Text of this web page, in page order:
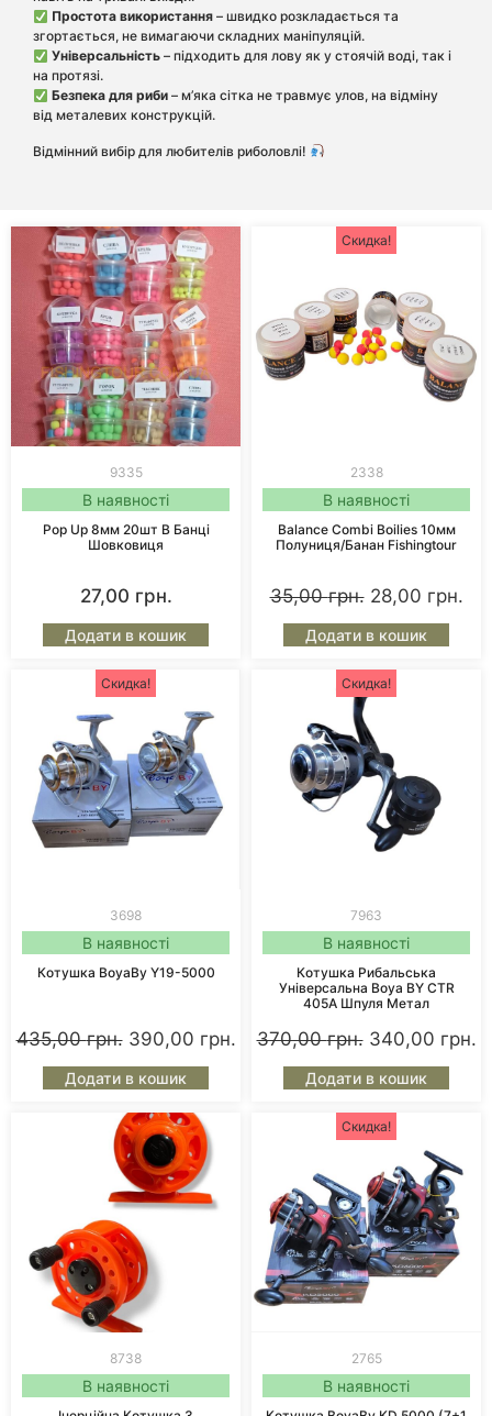
Простота використання– швидко розкладається та
згортається, не вимагаючи складних маніпуляцій.
Універсальність– підходить для лову як у стоячій воді, так і
на протязі.
Безпека для риби– м’яка сітка не травмує улов, на відміну
від металевих конструкцій.
Відмінний вибір для любителів риболовлі!
9335
В наявності
Pop Up 8мм 20шт В Банці
Шовковиця
27,00 грн.
Додати в кошик
Скидка!
2338
В наявності
Balance Combi Boilies 10мм
Полуниця/Банан Fishingtour
35,00грн. 28,00 грн.
Додати в кошик
Скидка!
3698
В наявності
Котушка BoyaBy Y19-5000
435,00грн. 390,00 грн.
Додати в кошик
Скидка!
7963
В наявності
Котушка Рибальська
Універсальна Boya BY CTR
405A Шпуля Метал
370,00грн. 340,00 грн.
Додати в кошик
8738
В наявності
Скидка!
2765
В наявності